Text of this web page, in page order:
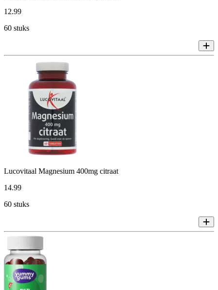
12.99
60 stuks
Lucovitaal Magnesium 400mg citraat
14.99
60 stuks